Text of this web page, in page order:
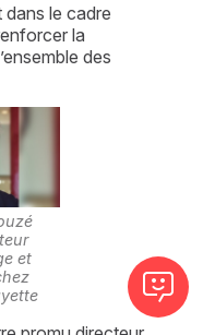
le cadre
la
des
et